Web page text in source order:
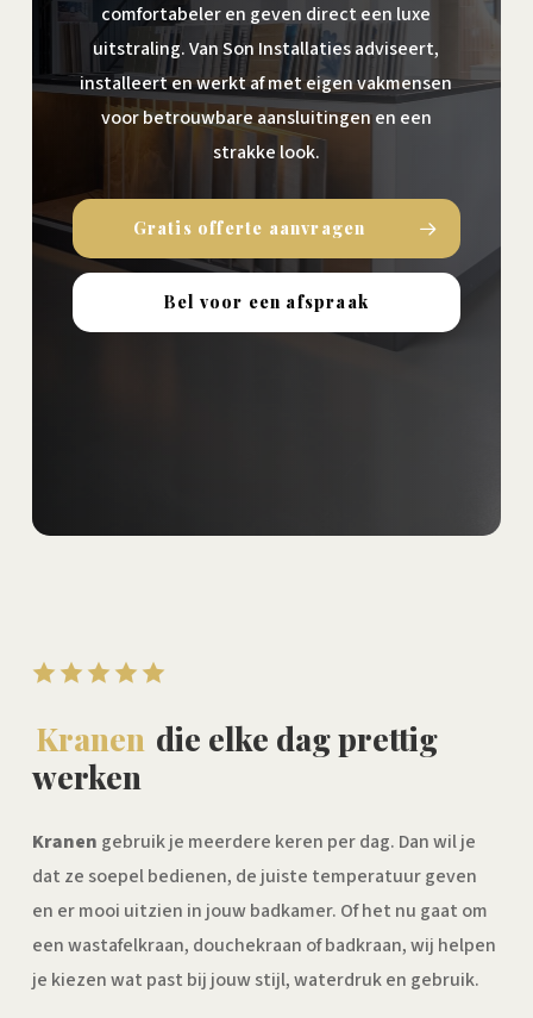
comfortabeler en geven direct een luxe
uitstraling. Van Son Installaties adviseert,
installeert en werkt af met eigen vakmensen
voor betrouwbare aansluitingen en een
strakke look.
Gratis offerte aanvragen
Bel voor een afspraak
Kranen die elke dag prettig
werken
Kranen gebruik je meerdere keren per dag. Dan wil je
dat ze soepel bedienen, de juiste temperatuur geven
en er mooi uitzien in jouw badkamer. Of het nu gaat om
een wastafelkraan, douchekraan of badkraan, wij helpen
je kiezen wat past bij jouw stijl, waterdruk en gebruik.